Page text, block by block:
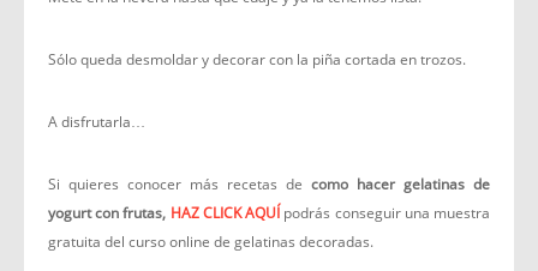
Sólo queda desmoldar y decorar con la piña cortada en trozos.
A disfrutarla…
Si quieres conocer más recetas de como hacer gelatinas de
yogurt con frutas, HAZ CLICK AQUÍ podrás conseguir una muestra
gratuita del curso online de gelatinas decoradas.